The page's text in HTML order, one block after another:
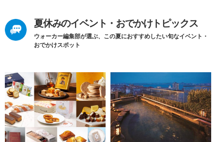
夏休みのイベント・おでかけトピックス
ウォーカー編集部が選ぶ、この夏におすすめしたい旬なイベント・
おでかけスポット